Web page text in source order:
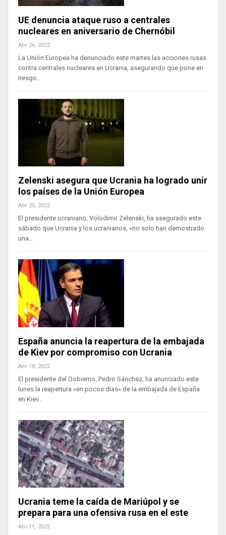
UE denuncia ataque ruso a centrales
nucleares en aniversario de Chernóbil
Abr 26, 2022
La Unión Europea ha denunciado este martes las acciones rusas
contra centrales nucleares en Ucrania, asegurando que pone en
riesgo…
Zelenski asegura que Ucrania ha logrado unir
los países de la Unión Europea
Abr 25, 2022
El presidente ucraniano, Volodimir Zelenski, ha asegurado este
sábado que Ucrania y los ucranianos, «no solo han demostrado
una…
España anuncia la reapertura de la embajada
de Kiev por compromiso con Ucrania
Abr 18, 2022
El presidente del Gobierno, Pedro Sánchez, ha anunciado este
lunes la reapertura «en pocos días» de la embajada de España
en Kiev…
Ucrania teme la caída de Mariúpol y se
prepara para una ofensiva rusa en el este
Abr 11, 2022